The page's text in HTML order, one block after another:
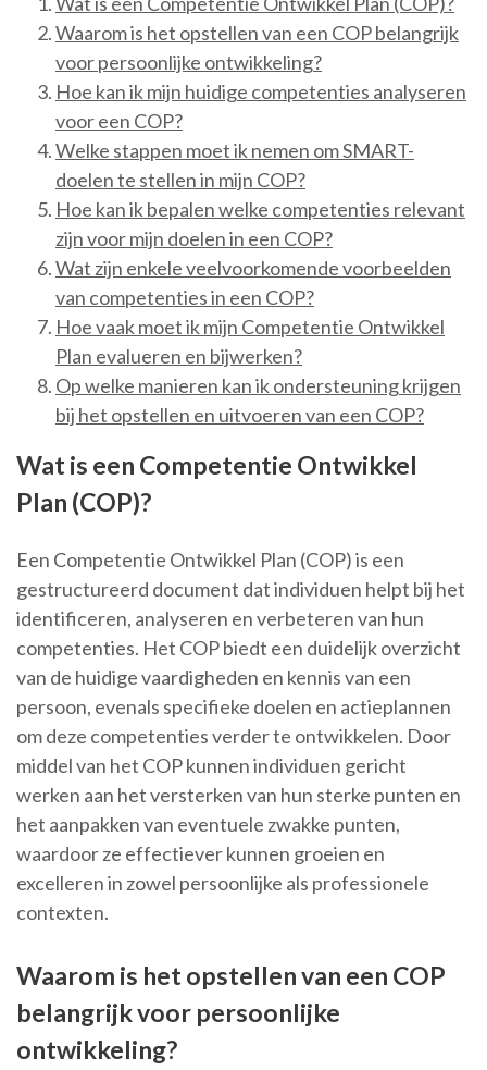
Waarom is het opstellen van een COP belangrijk
voor persoonlijke ontwikkeling?
Hoe kan ik mijn huidige competenties analyseren
voor een COP?
Welke stappen moet ik nemen om SMART-
doelen te stellen in mijn COP?
Hoe kan ik bepalen welke competenties relevant
zijn voor mijn doelen in een COP?
Wat zijn enkele veelvoorkomende voorbeelden
van competenties in een COP?
Hoe vaak moet ik mijn Competentie Ontwikkel
Plan evalueren en bijwerken?
Op welke manieren kan ik ondersteuning krijgen
bij het opstellen en uitvoeren van een COP?
Wat is een Competentie Ontwikkel
Plan (COP)?
Een Competentie Ontwikkel Plan (COP) is een
gestructureerd document dat individuen helpt bij het
identificeren, analyseren en verbeteren van hun
competenties. Het COP biedt een duidelijk overzicht
van de huidige vaardigheden en kennis van een
persoon, evenals specifieke doelen en actieplannen
om deze competenties verder te ontwikkelen. Door
middel van het COP kunnen individuen gericht
werken aan het versterken van hun sterke punten en
het aanpakken van eventuele zwakke punten,
waardoor ze effectiever kunnen groeien en
excelleren in zowel persoonlijke als professionele
contexten.
Waarom is het opstellen van een COP
belangrijk voor persoonlijke
ontwikkeling?